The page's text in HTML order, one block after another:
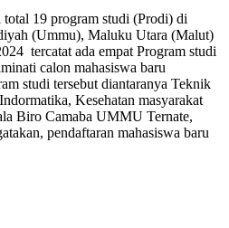
19 program studi (Prodi) di
(Ummu), Maluku Utara (Malut)
tercatat ada empat Program studi
calon mahasiswa baru
studi tersebut diantaranya Teknik
Kesehatan masyarakat
Biro Camaba UMMU Ternate,
pendaftaran mahasiswa baru